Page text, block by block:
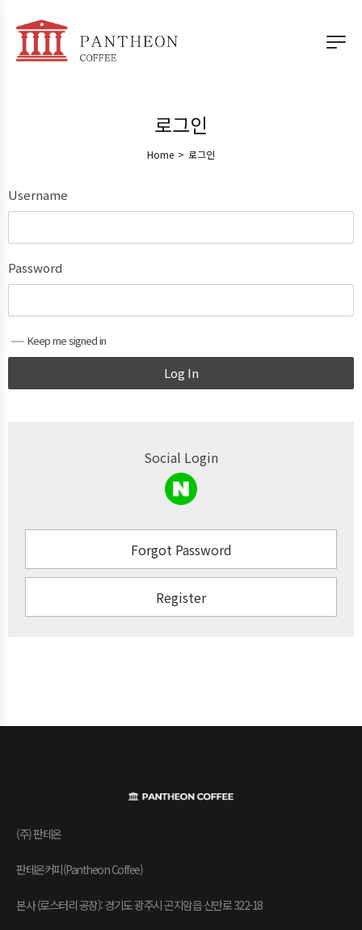
로그인
Home > 로그인
Username
Password
Keep me signed in
Log In
Social Login
Forgot Password
Register
(주) 판테온
판테온커피(Pantheon Coffee)
본사 (로스터리 공장): 경기도 광주시 곤지암읍 신만로 322-18